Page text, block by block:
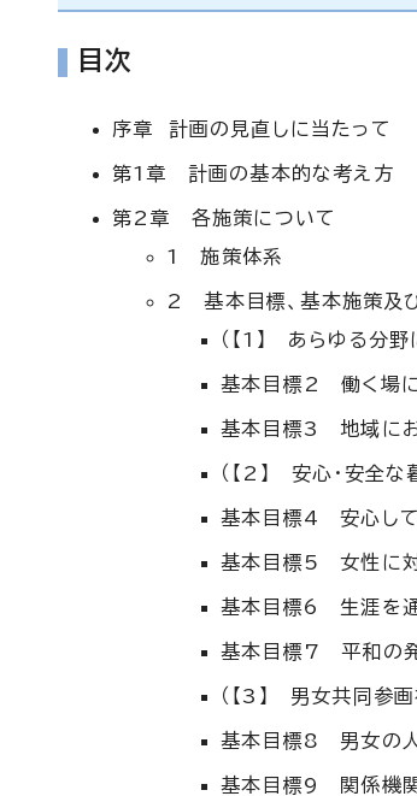
目次
序章 計画の見直しに当たって
第1章 計画の基本的な考え方
第2章 各施策について
1 施策体系
2 基本目標、基本施策及
（【1】 あらゆる分
基本目標2 働く場に
基本目標3 地域に
（【2】 安心・安全な
基本目標4 安心し
基本目標5 女性に対
基本目標6 生涯を
基本目標7 平和の発
（【3】 男女共同参
基本目標8 男女の
基本目標9 関係機関